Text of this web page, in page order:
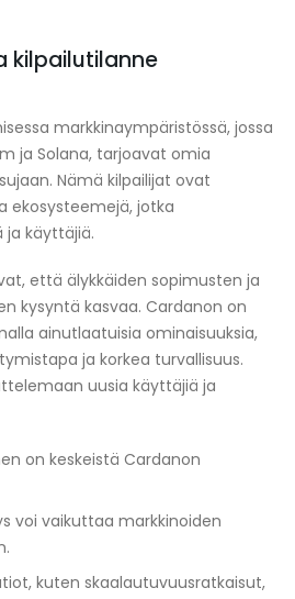
kilpailutilanne
markkinaympäristössä, jossa
ja Solana, tarjoavat omia
Nämä kilpailijat ovat
ekosysteemejä, jotka
käyttäjiä.
että älykkäiden sopimusten ja
kysyntä kasvaa. Cardanon on
ainutlaatuisia ominaisuuksia,
ja korkea turvallisuus.
uusia käyttäjiä ja
on keskeistä Cardanon
voi vaikuttaa markkinoiden
kuten skaalautuvuusratkaisut,